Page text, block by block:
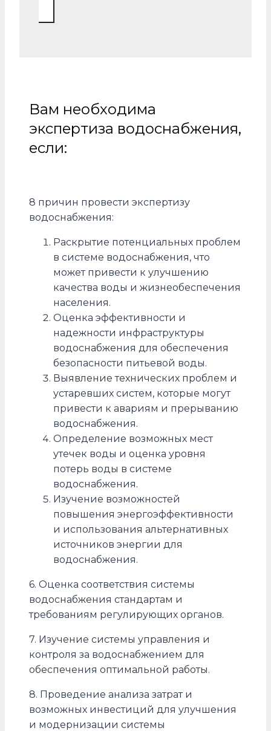
Вам необходима
экспертиза водоснабжения,
если:
8 причин провести экспертизу
водоснабжения:
Раскрытие потенциальных проблем
в системе водоснабжения, что
может привести к улучшению
качества воды и жизнеобеспечения
населения.
Оценка эффективности и
надежности инфраструктуры
водоснабжения для обеспечения
безопасности питьевой воды.
Выявление технических проблем и
устаревших систем, которые могут
привести к авариям и прерыванию
водоснабжения.
Определение возможных мест
утечек воды и оценка уровня
потерь воды в системе
водоснабжения.
Изучение возможностей
повышения энергоэффективности
и использования альтернативных
источников энергии для
водоснабжения.
6. Оценка соответствия системы
водоснабжения стандартам и
требованиям регулирующих органов.
7. Изучение системы управления и
контроля за водоснабжением для
обеспечения оптимальной работы.
8. Проведение анализа затрат и
возможных инвестиций для улучшения
и модернизации системы